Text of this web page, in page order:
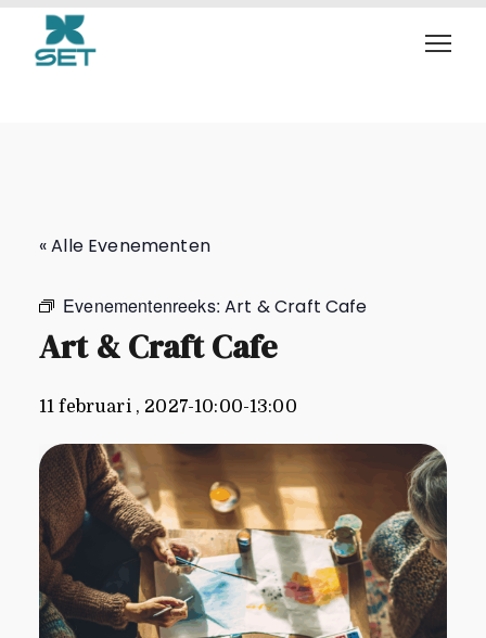
Art & Craft Cafe
« Alle Evenementen
Evenementenreeks:Art & Craft Cafe
Art & Craft Cafe
11 februari , 2027-10:00-13:00